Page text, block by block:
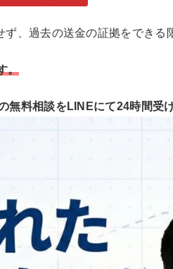
、過去の送金の証拠をできる
。
料相談をLINEにて24時間受